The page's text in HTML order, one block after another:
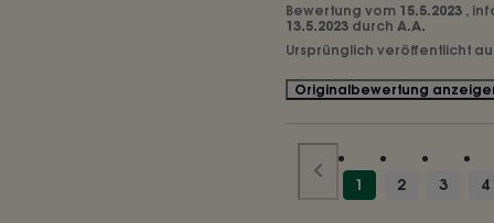
Bewertung vom 15.5.2023 ,
13.5.2023 durch A.A.
Ursprünglich veröffentlicht
Originalbewertung
1 2 3 4